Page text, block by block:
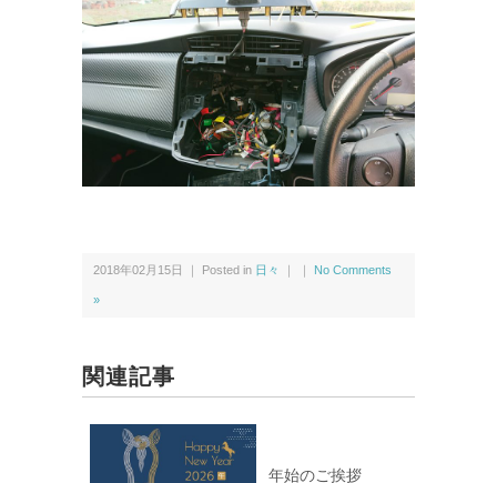
2018年02月15日 ｜ Posted in 日々 ｜ ｜ No Comments
»
関連記事
年始のご挨拶